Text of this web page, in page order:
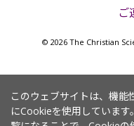
ご
© 2026 The Christian
このウェブサイトは、機能
にCookieを使用していま